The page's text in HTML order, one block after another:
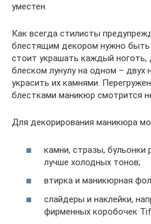
уместен.
Как всегда стилисты
блестящим декором нужно быть
стоит украшать каждый
блеском лунулу на одном – двух
украсить их камнями.
блестками маникюр смотрится
Для декорирования маникюра
камни, стразы, бульонки
лучше холодных тонов;
втирка и маникюрная
слайдеры и наклейки,
фирменных коробочек